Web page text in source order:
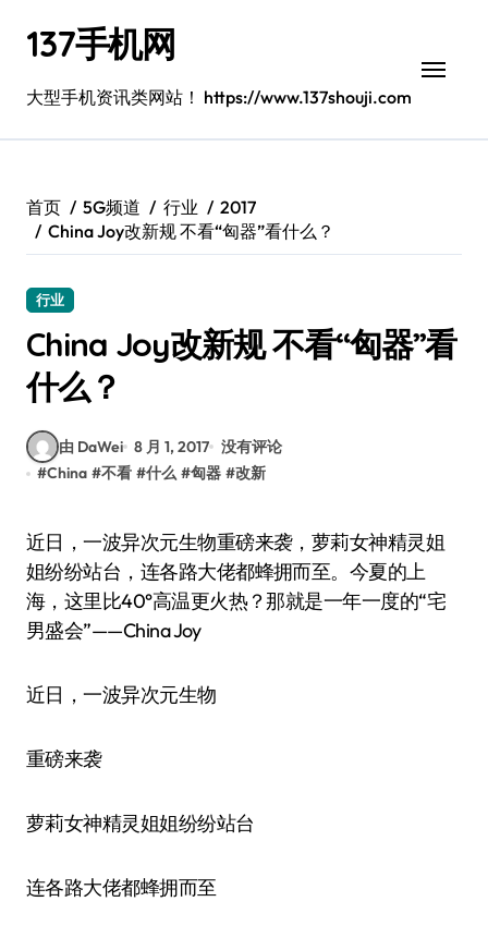
137手机网
大型手机资讯类网站！ https://www.137shouji.com
首页 5G频道 行业
2017
China Joy改新规 不看“匈器”看什么？
行业
China Joy改新规 不看“匈器”看
什么？
由 DaWei 8 月 1, 2017 没有评论
#China #不看 #什么 #匈器 #改新
近日，一波异次元生物重磅来袭，萝莉女神精灵姐
姐纷纷站台，连各路大佬都蜂拥而至。今夏的上
海，这里比40°高温更火热？那就是一年一度的“宅
男盛会”——China Joy
近日，一波异次元生物
重磅来袭
萝莉女神精灵姐姐纷纷站台
连各路大佬都蜂拥而至